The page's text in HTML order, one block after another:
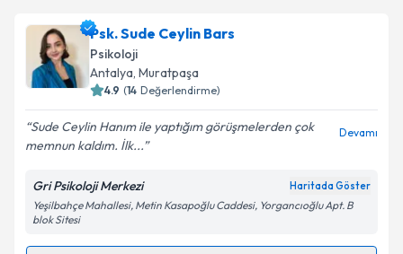
Psk. Sude Ceylin Bars
Psikoloji
Antalya, Muratpaşa
4.9 (14 Değerlendirme)
Sude Ceylin Hanım ile yaptığım görüşmelerden çok
memnun kaldım. İlk...
Devamı
Gri Psikoloji Merkezi Haritada Göster
Yeşilbahçe Mahallesi, Metin Kasapoğlu Caddesi, Yorgancıoğlu Apt. B
blok Sitesi